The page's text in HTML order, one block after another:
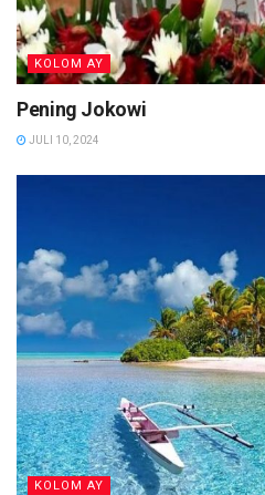
KOLOM AY
Pening Jokowi
JULI 10, 2024
KOLOM AY